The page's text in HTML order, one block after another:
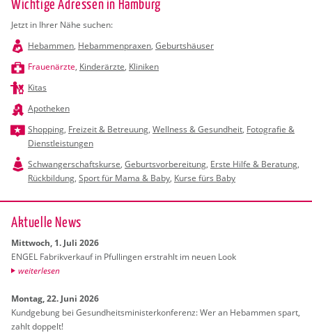
Jetzt in Ihrer Nähe suchen:
Hebammen, Hebammenpraxen, Geburtshäuser
Frauenärzte, Kinderärzte, Kliniken
Kitas
Apotheken
Shopping, Freizeit & Betreuung, Wellness & Gesundheit, Fotografie &
Dienstleistungen
Schwangerschaftskurse, Geburtsvorbereitung, Erste Hilfe & Beratung,
Rückbildung, Sport für Mama & Baby, Kurse fürs Baby
Ak­tu­el­le News
Mitt­woch, 1. Juli 2026
ENGEL Fa­brik­ver­kauf in Pful­lin­gen er­strahlt im neuen Look
wei­ter­le­sen
Mon­tag, 22. Juni 2026
Kund­ge­bung bei Ge­sund­heits­mi­nis­ter­kon­fe­renz: Wer an Heb­am­men spart,
zahlt dop­pelt!